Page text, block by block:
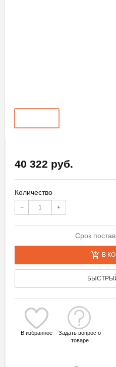
40 322 руб.
Количество
− +
Срок
В
В избранное
Задать вопрос о
товаре